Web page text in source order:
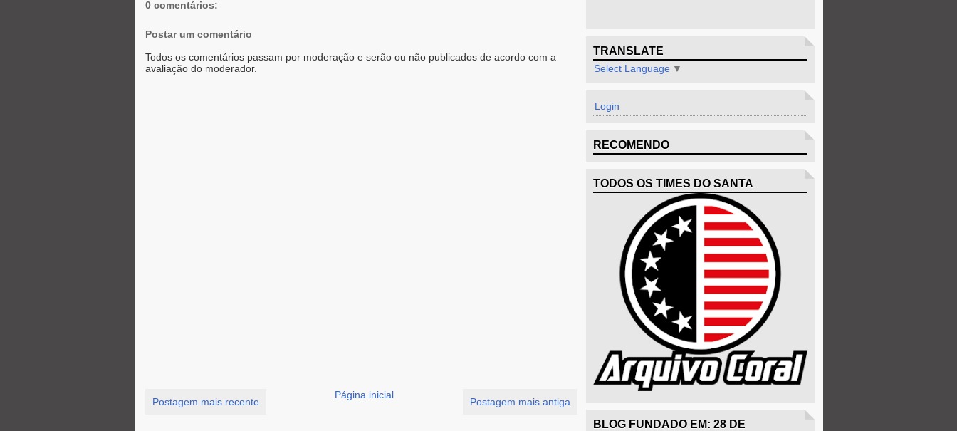
0 comentários:
Postar um comentário
Todos os comentários passam por moderação e serão ou não publicados de acordo com a
avaliação do moderador.
Postagem mais recente Postagem mais antiga
Página inicial
TRANSLATE
Select Language ▼
Login
RECOMENDO
TODOS OS TIMES DO SANTA
BLOG FUNDADO EM: 28 DE